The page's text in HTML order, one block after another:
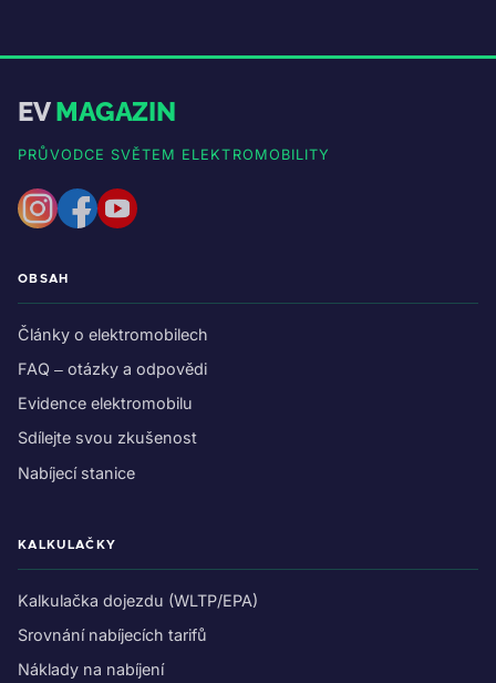
EVMAGAZIN
PRŮVODCE SVĚTEM ELEKTROMOBILITY
OBSAH
Články o elektromobilech
FAQ – otázky a odpovědi
Evidence elektromobilu
Sdílejte svou zkušenost
Nabíjecí stanice
KALKULAČKY
Kalkulačka dojezdu (WLTP/EPA)
Srovnání nabíjecích tarifů
Náklady na nabíjení